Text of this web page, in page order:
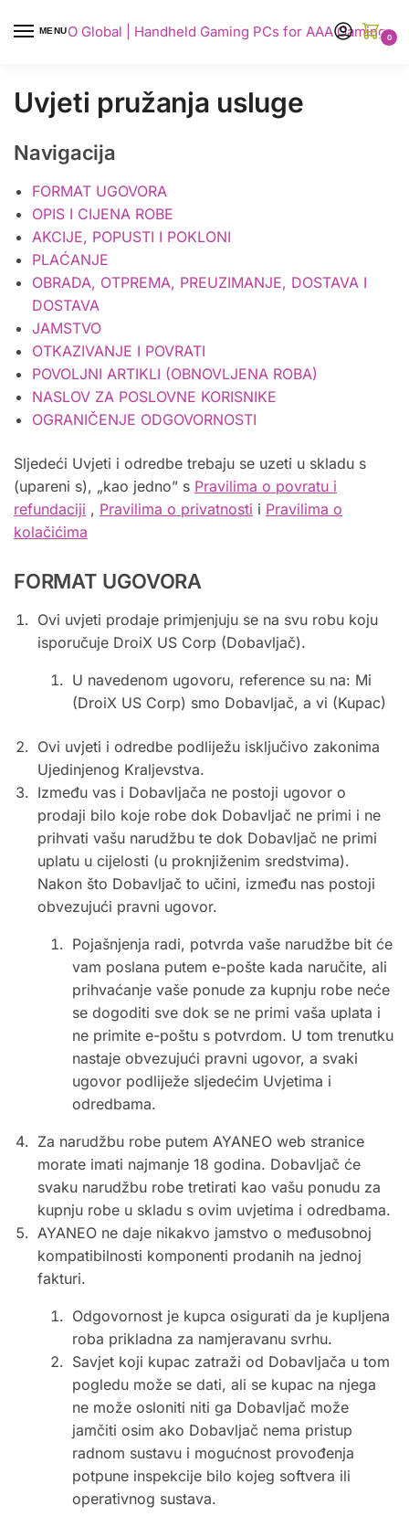
MENU
AYANEO Global | Handheld Gaming PCs for AAA Gaming0
Uvjeti pružanja usluge
Navigacija
FORMAT UGOVORA
OPIS I CIJENA ROBE
AKCIJE, POPUSTI I POKLONI
PLAĆANJE
OBRADA, OTPREMA, PREUZIMANJE, DOSTAVA I
DOSTAVA
JAMSTVO
OTKAZIVANJE I POVRATI
POVOLJNI ARTIKLI (OBNOVLJENA ROBA)
NASLOV ZA POSLOVNE KORISNIKE
OGRANIČENJE ODGOVORNOSTI
Sljedeći Uvjeti i odredbe trebaju se uzeti u skladu s
(upareni s), „kao jedno” s Pravilima o povratu i
refundaciji , Pravilima o privatnosti i Pravilima o
kolačićima
FORMAT UGOVORA
Ovi uvjeti prodaje primjenjuju se na svu robu koju
isporučuje DroiX US Corp (Dobavljač).
U navedenom ugovoru, reference su na: Mi
(DroiX US Corp) smo Dobavljač, a vi (Kupac)
Ovi uvjeti i odredbe podliježu isključivo zakonima
Ujedinjenog Kraljevstva.
Između vas i Dobavljača ne postoji ugovor o
prodaji bilo koje robe dok Dobavljač ne primi i ne
prihvati vašu narudžbu te dok Dobavljač ne primi
uplatu u cijelosti (u proknjiženim sredstvima).
Nakon što Dobavljač to učini, između nas postoji
obvezujući pravni ugovor.
Pojašnjenja radi, potvrda vaše narudžbe bit će
vam poslana putem e-pošte kada naručite, ali
prihvaćanje vaše ponude za kupnju robe neće
se dogoditi sve dok se ne primi vaša uplata i
ne primite e-poštu s potvrdom. U tom trenutku
nastaje obvezujući pravni ugovor, a svaki
ugovor podliježe sljedećim Uvjetima i
odredbama.
Za narudžbu robe putem AYANEO web stranice
morate imati najmanje 18 godina. Dobavljač će
svaku narudžbu robe tretirati kao vašu ponudu za
kupnju robe u skladu s ovim uvjetima i odredbama.
AYANEO ne daje nikakvo jamstvo o međusobnoj
kompatibilnosti komponenti prodanih na jednoj
fakturi.
Odgovornost je kupca osigurati da je kupljena
roba prikladna za namjeravanu svrhu.
Savjet koji kupac zatraži od Dobavljača u tom
pogledu može se dati, ali se kupac na njega
ne može osloniti niti ga Dobavljač može
jamčiti osim ako Dobavljač nema pristup
radnom sustavu i mogućnost provođenja
potpune inspekcije bilo kojeg softvera ili
operativnog sustava.